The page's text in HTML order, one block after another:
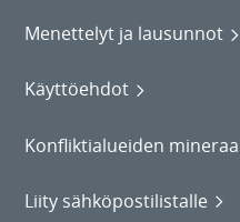
Menettelyt ja lausunnot
Käyttöehdot
Konfliktialueiden
Liity sähköpostilistalle